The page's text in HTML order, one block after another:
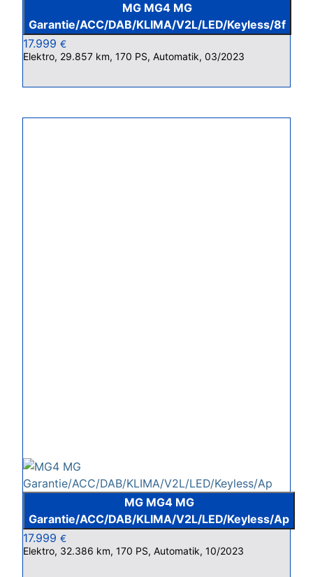
MG MG4 MG
Garantie/ACC/DAB/KLIMA/V2L/LED/Keyless/8f
17.999 €
Elektro, 29.857 km, 170 PS, Automatik, 03/2023
MG MG4 MG
Garantie/ACC/DAB/KLIMA/V2L/LED/Keyless/Ap
17.999 €
Elektro, 32.386 km, 170 PS, Automatik, 10/2023